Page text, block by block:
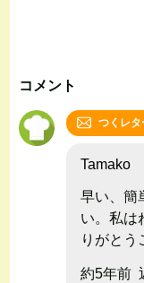
コメント
つくレタ
Tamako
早い、簡
い。私は
りがとう
約5年前